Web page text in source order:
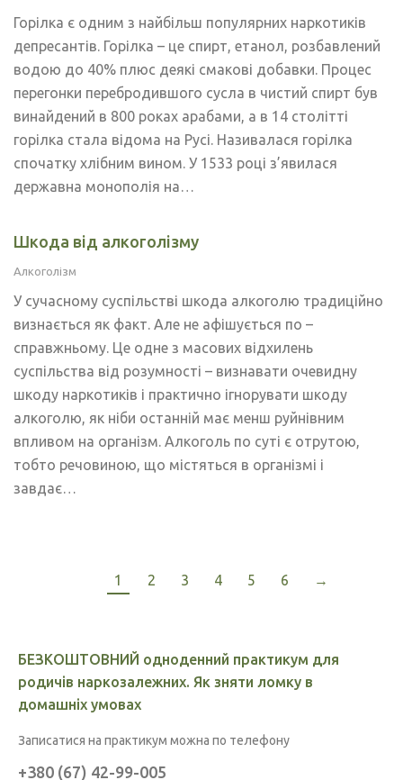
Горілка є одним з найбільш популярних наркотиків
депресантів. Горілка – це спирт, етанол, розбавлений
водою до 40% плюс деякі смакові добавки. Процес
перегонки перебродившого сусла в чистий спирт був
винайдений в 800 роках арабами, а в 14 столітті
горілка стала відома на Русі. Називалася горілка
спочатку хлібним вином. У 1533 році з’явилася
державна монополія на…
Шкода від алкоголізму
Алкоголізм
У сучасному суспільстві шкода алкоголю традиційно
визнається як факт. Але не афішується по –
справжньому. Це одне з масових відхилень
суспільства від розумності – визнавати очевидну
шкоду наркотиків і практично ігнорувати шкоду
алкоголю, як ніби останній має менш руйнівним
впливом на організм. Алкоголь по суті є отрутою,
тобто речовиною, що містяться в організмі і
завдає…
1 2 3 4 5 6 →
БЕЗКОШТОВНИЙ одноденний практикум для
родичів наркозалежних. Як зняти ломку в
домашніх умовах
Записатися на практикум можна по телефону
+380 (67) 42-99-005